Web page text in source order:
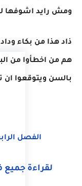
ومش رايد اشوفها
ذاد هذا من بكاء
هم من اخطأوا من
بالسن ويتوقعوا
الفصل
لقراءة جميع